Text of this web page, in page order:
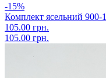
-15%
Комплект ясельний 900-
105.00 грн.
105.00 грн.